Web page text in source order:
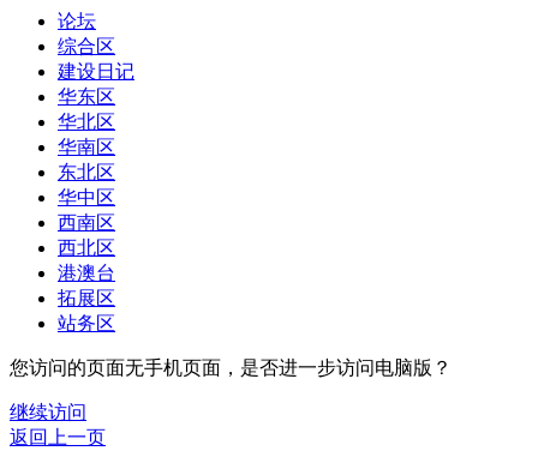
论坛
综合区
建设日记
华东区
华北区
华南区
东北区
华中区
西南区
西北区
港澳台
拓展区
站务区
您访问的页面无手机页面，是否进一步访问电脑版？
继续访问
返回上一页